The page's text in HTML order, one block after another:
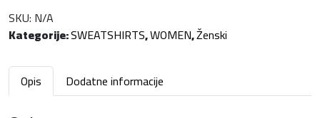
i
č
n
SKU: N/A
Kategorije:SWEATSHIRTS,WOMEN,Ženski
Opis Dodatne informacije